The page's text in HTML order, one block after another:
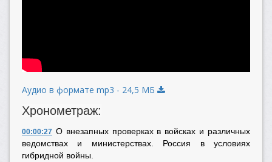
Аудио в формате mp3 - 24,5 МБ
Хронометраж:
00:00:27 О внезапных проверках в войсках и различных
ведомствах и министерствах. Россия в условиях
гибридной войны.